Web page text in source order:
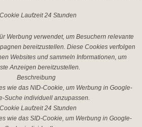
Cookie Laufzeit 24 Stunden
Werbung verwendet, um Besuchern relevante
bereitzustellen. Diese Cookies verfolgen
Websites und sammeln Informationen, um
Anzeigen bereitzustellen.
Beschreibung
wie das NID-Cookie, um Werbung in Google-
Suche individuell anzupassen.
Cookie Laufzeit 24 Stunden
wie das SID-Cookie, um Werbung in Google-